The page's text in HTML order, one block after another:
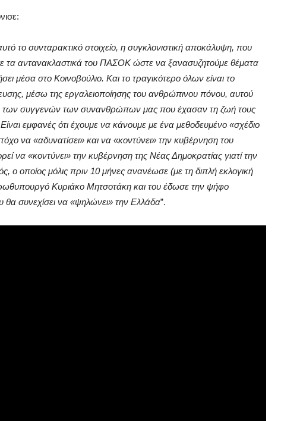
το συνταρακτικό στοιχείο, η συγκλονιστική αποκάλυψη, που
τα αντανακλαστικά του ΠΑΣΟΚ ώστε να ξανασυζητούμε θέματα
μέσα στο Κοινοβούλιο. Και το τραγικότερο όλων είναι το
μέσω της εργαλειοποίησης του ανθρώπινου πόνου, αυτού
των συγγενών των συνανθρώπων μας που έχασαν τη ζωή τους
εμφανές ότι έχουμε να κάνουμε με ένα μεθοδευμένο «σχέδιο
να «αδυνατίσει» και να «κοντύνει» την κυβέρνηση του
να «κοντύνει» την κυβέρνηση της Νέας Δημοκρατίας γιατί την
ο οποίος μόλις πριν 10 μήνες ανανέωσε (με τη διπλή εκλογική
Κυριάκο Μητσοτάκη και του έδωσε την ψήφο
θα συνεχίσει να «ψηλώνει» την Ελλάδα”.